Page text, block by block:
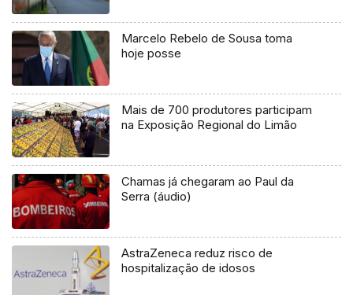
Marcelo Rebelo de Sousa toma
hoje posse
Mais de 700 produtores participam
na Exposição Regional do Limão
Chamas já chegaram ao Paul da
Serra (áudio)
AstraZeneca reduz risco de
hospitalização de idosos